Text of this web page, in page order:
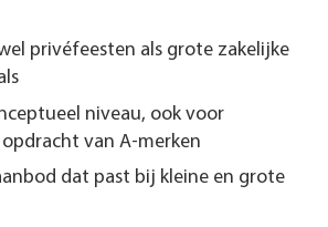
privéfeesten als grote zakelijke
niveau, ook voor
van A-merken
dat past bij kleine en grote